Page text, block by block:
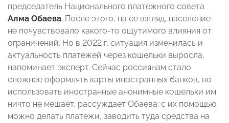
председатель Национального платежного совета
Алма Обаева. После этого, на ее взгляд, население
не почувствовало какого-то ощутимого влияния от
ограничений. Но в 2022 г. ситуация изменилась и
актуальность платежей через кошельки выросла,
напоминает эксперт. Сейчас россиянам стало
сложнее оформлять карты иностранных банков, но
использовать иностранные анонимные кошельки им
ничто не мешает, рассуждает Обаева: с их помощью
можно делать платежи, заводить туда средства на